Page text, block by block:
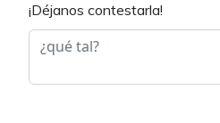
¡Déjanos contestarla!